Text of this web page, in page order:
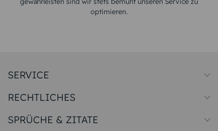
optimieren.
SERVICE
Papiersorten
Unsere Produktion
Magazin
RECHTLICHES
Widerrufsbelehrung
SPRÜCHE & ZITATE